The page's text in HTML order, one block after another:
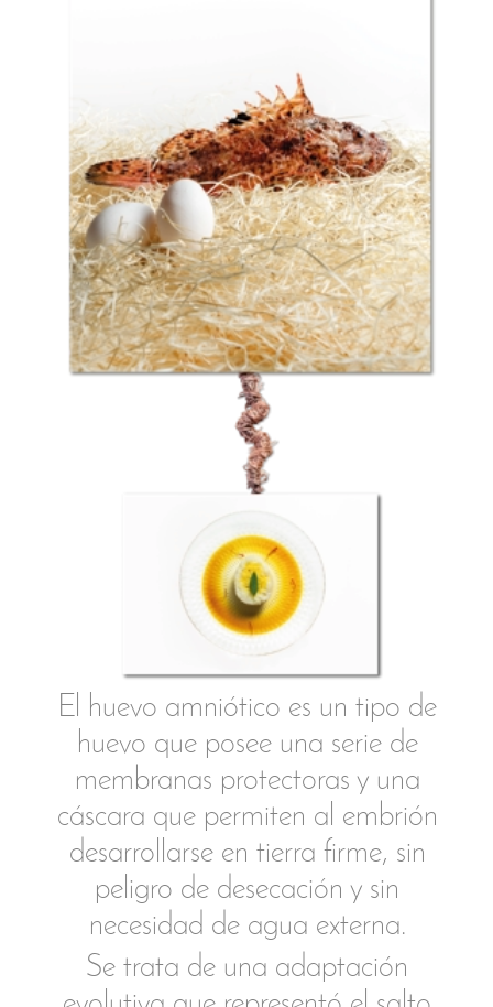
No esconder la cabeza.
Mantener la mirada siempre
abierta y curiosa.
Fluir en la inmensidad del océano
sin miedo a mirar al otro.
Tener humilde altura de miras.
Voluntad de entendimiento.
Hacer una pequeña bola con un poco de
arroz cocido. Colocar entre dos trozos de
papel film y con ayuda de un rodillo
extender la masa hasta que tenga un par
de milímetros de grosor. Con un